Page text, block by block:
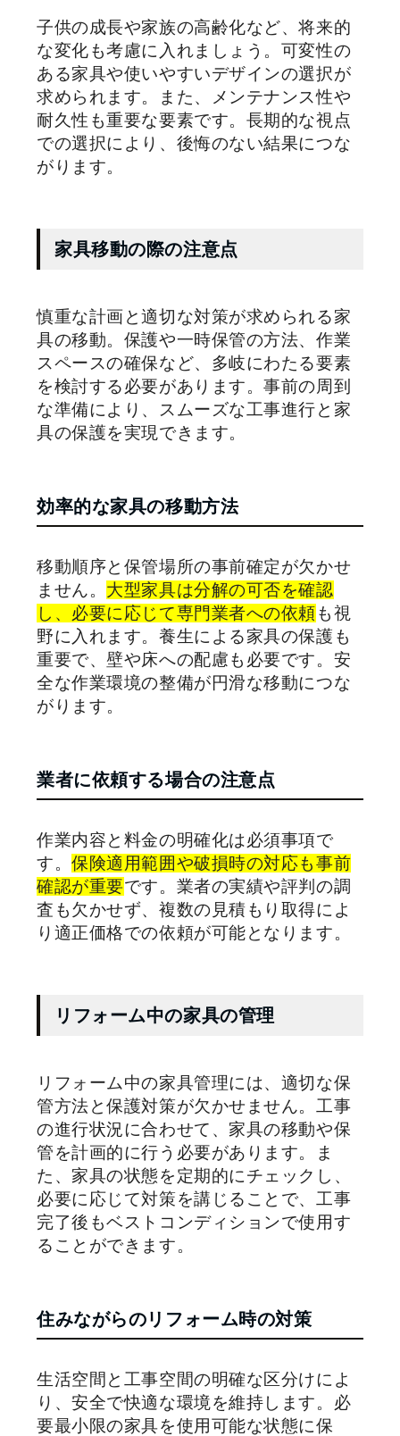
子供の成長や家族の高齢化など、将来的
な変化も考慮に入れましょう。可変性の
ある家具や使いやすいデザインの選択が
求められます。また、メンテナンス性や
耐久性も重要な要素です。長期的な視点
での選択により、後悔のない結果につな
がります。
家具移動の際の注意点
慎重な計画と適切な対策が求められる家
具の移動。保護や一時保管の方法、作業
スペースの確保など、多岐にわたる要素
を検討する必要があります。事前の周到
な準備により、スムーズな工事進行と家
具の保護を実現できます。
効率的な家具の移動方法
移動順序と保管場所の事前確定が欠かせ
ません。 大型家具は分解の可否を確認
し、必要に応じて専門業者への依頼も視
野に入れます。養生による家具の保護も
重要で、壁や床への配慮も必要です。安
全な作業環境の整備が円滑な移動につな
がります。
業者に依頼する場合の注意点
作業内容と料金の明確化は必須事項で
す。保険適用範囲や破損時の対応も事前
確認が重要です。業者の実績や評判の調
査も欠かせず、複数の見積もり取得によ
り適正価格での依頼が可能となります。
リフォーム中の家具の管理
リフォーム中の家具管理には、適切な保
管方法と保護対策が欠かせません。工事
の進行状況に合わせて、家具の移動や保
管を計画的に行う必要があります。ま
た、家具の状態を定期的にチェックし、
必要に応じて対策を講じることで、工事
完了後もベストコンディションで使用す
ることができます。
住みながらのリフォーム時の対策
生活空間と工事空間の明確な区分けによ
り、安全で快適な環境を維持します。必
要最小限の家具を使用可能な状態に保